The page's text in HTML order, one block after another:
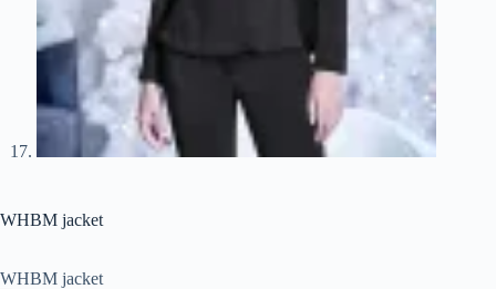
WHBM jacket
WHBM jacket